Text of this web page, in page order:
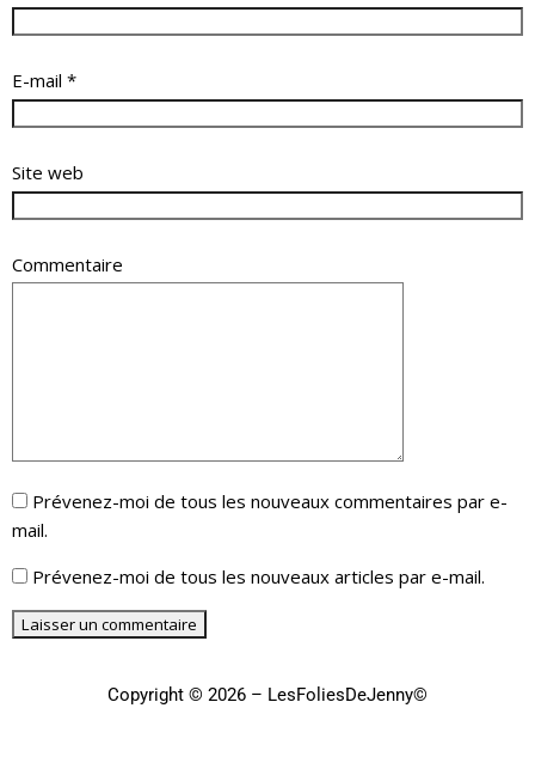
E-mail *
Site web
Commentaire
Prévenez-moi de tous les nouveaux commentaires par e-
mail.
Prévenez-moi de tous les nouveaux articles par e-mail.
Copyright © 2026 – LesFoliesDeJenny©